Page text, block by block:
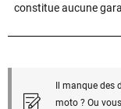
constitue aucune
Il manque des
moto ? Ou